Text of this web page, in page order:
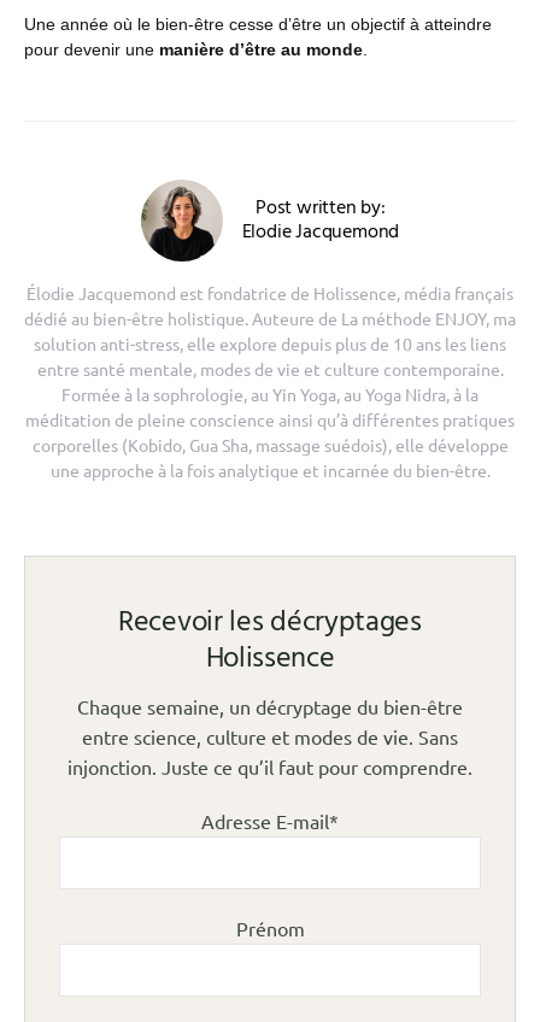
Une année où le bien-être cesse d’être un objectif à atteindre
pour devenir une manière d’être au monde.
Post written by:
Elodie Jacquemond
Élodie Jacquemond est fondatrice de Holissence, média français
dédié au bien-être holistique. Auteure de La méthode ENJOY, ma
solution anti-stress, elle explore depuis plus de 10 ans les liens
entre santé mentale, modes de vie et culture contemporaine.
Formée à la sophrologie, au Yin Yoga, au Yoga Nidra, à la
méditation de pleine conscience ainsi qu’à différentes pratiques
corporelles (Kobido, Gua Sha, massage suédois), elle développe
une approche à la fois analytique et incarnée du bien-être.
Recevoir les décryptages
Holissence
Chaque semaine, un décryptage du bien-être
entre science, culture et modes de vie. Sans
injonction. Juste ce qu’il faut pour comprendre.
Adresse E-mail*
Prénom